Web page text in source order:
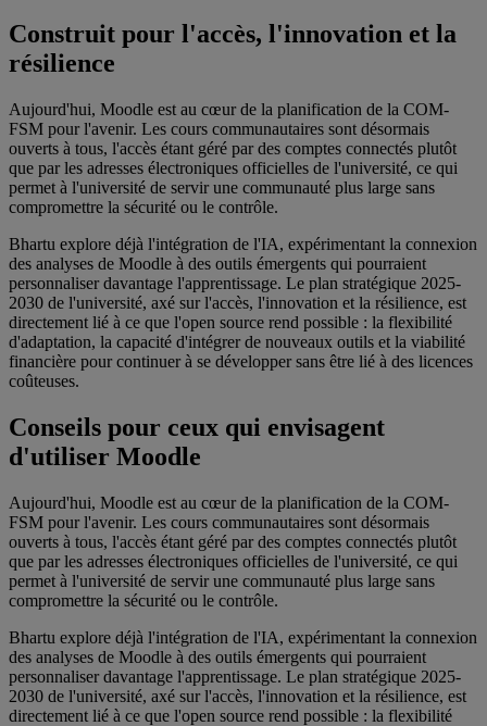
Construit pour l'accès, l'innovation et la
résilience
Aujourd'hui, Moodle est au cœur de la planification de la COM-
FSM pour l'avenir. Les cours communautaires sont désormais
ouverts à tous, l'accès étant géré par des comptes connectés plutôt
que par les adresses électroniques officielles de l'université, ce qui
permet à l'université de servir une communauté plus large sans
compromettre la sécurité ou le contrôle.
Bhartu explore déjà l'intégration de l'IA, expérimentant la connexion
des analyses de Moodle à des outils émergents qui pourraient
personnaliser davantage l'apprentissage. Le plan stratégique 2025-
2030 de l'université, axé sur l'accès, l'innovation et la résilience, est
directement lié à ce que l'open source rend possible : la flexibilité
d'adaptation, la capacité d'intégrer de nouveaux outils et la viabilité
financière pour continuer à se développer sans être lié à des licences
coûteuses.
Conseils pour ceux qui envisagent
d'utiliser Moodle
Aujourd'hui, Moodle est au cœur de la planification de la COM-
FSM pour l'avenir. Les cours communautaires sont désormais
ouverts à tous, l'accès étant géré par des comptes connectés plutôt
que par les adresses électroniques officielles de l'université, ce qui
permet à l'université de servir une communauté plus large sans
compromettre la sécurité ou le contrôle.
Bhartu explore déjà l'intégration de l'IA, expérimentant la connexion
des analyses de Moodle à des outils émergents qui pourraient
personnaliser davantage l'apprentissage. Le plan stratégique 2025-
2030 de l'université, axé sur l'accès, l'innovation et la résilience, est
directement lié à ce que l'open source rend possible : la flexibilité